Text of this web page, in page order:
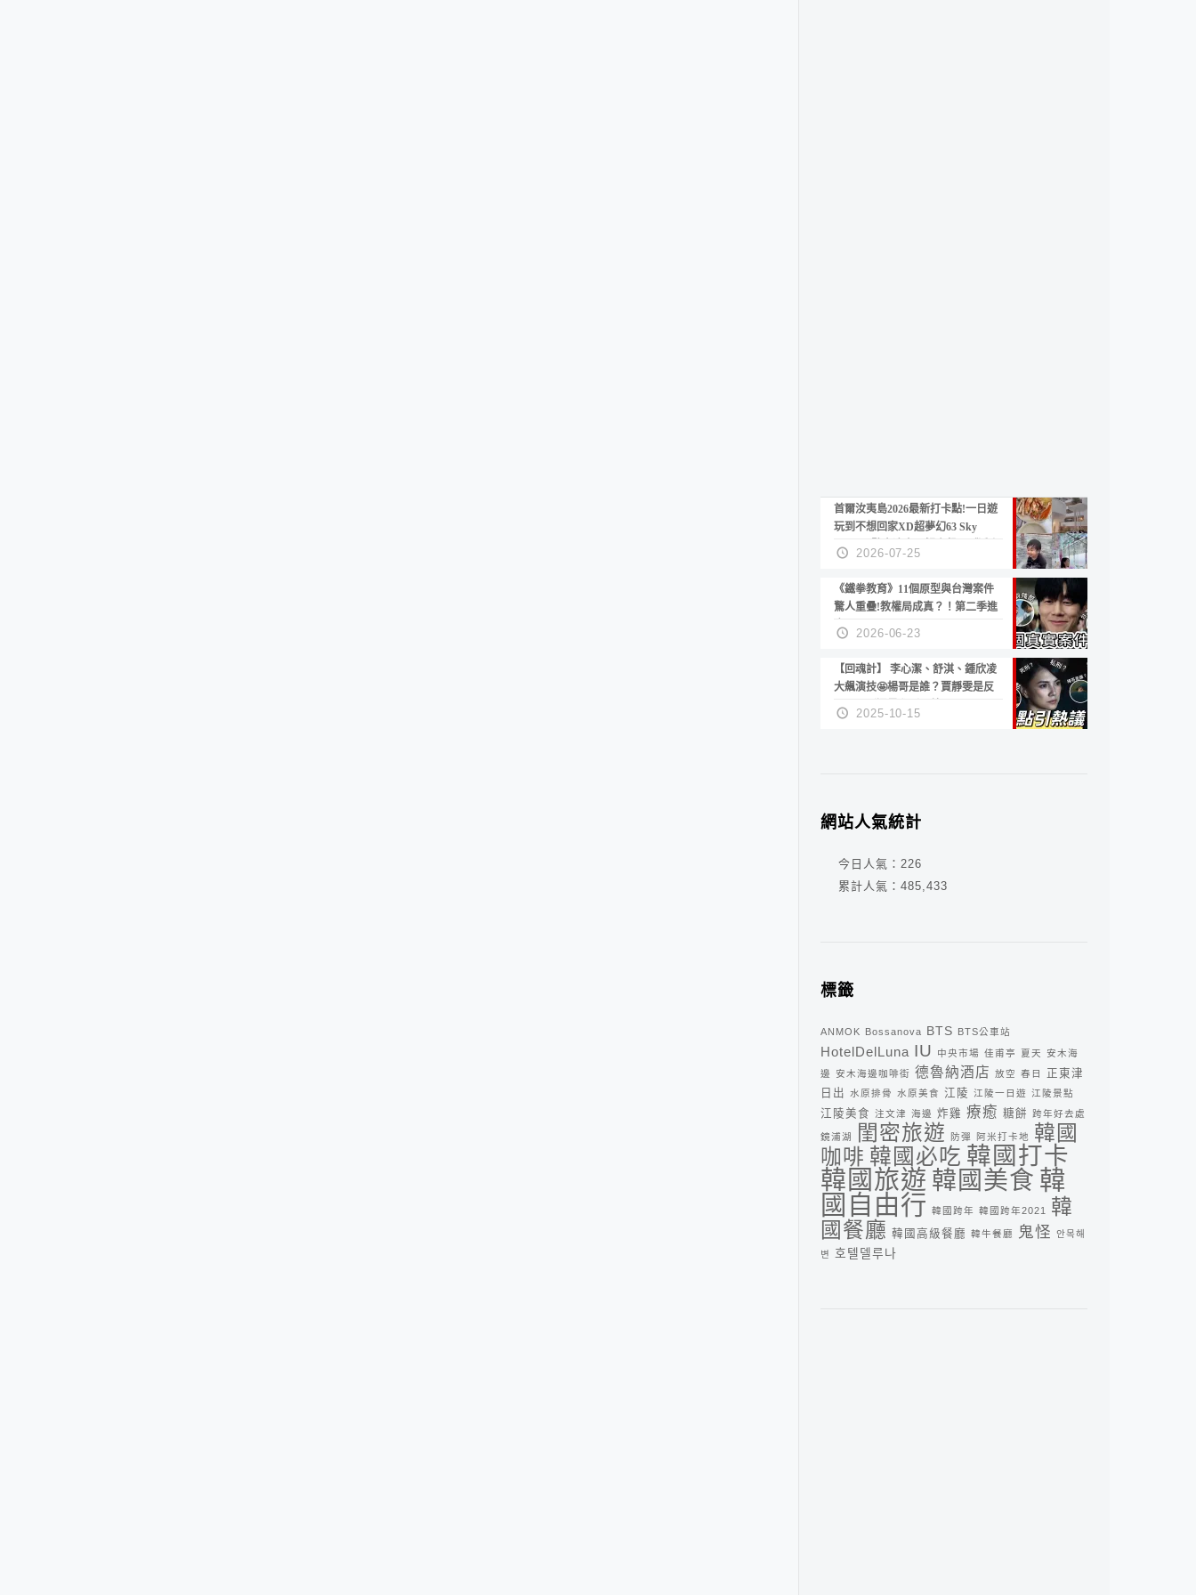
首爾汝夷島2026最新打卡點!一日遊
玩到不想回家XD超夢幻63 Sky
Picnic、鷺良津帝王蟹大餐、《淚之
女王》拍攝地、漢江公園免費玩水
2026-07-25
《鐵拳教育》11個原型與台灣案件
驚人重疊!教權局成真？！第二季進
度？😍
2026-06-23
【回魂計】 李心潔、舒淇、鍾欣凌
大飆演技🤩楊哥是誰？賈靜雯是反
派？死刑還是私刑正義
2025-10-15
網站人氣統計
今日人氣： 226
累計人氣： 485,433
標籤
ANMOK Bossanova BTS BTS公車站
HotelDelLuna IU 中央市場 佳甫亭 夏天 安木海
邊 安木海邊咖啡街 德魯納酒店 放空 春日
正東津
日出 水原排骨 水原美食 江陵 江陵一日遊 江陵景點
江陵美食 注文津 海邊 炸雞 療癒 糖餅 跨年好去處
鏡浦湖 閨密旅遊 防彈 阿米打卡地
韓國
咖啡 韓國必吃 韓國打卡
韓國旅遊 韓國美食 韓
國自由行 韓國跨年 韓國跨年2021
韓
國餐廳 韓國高級餐廳 韓牛餐廳 鬼怪 안목해
변
호텔델루나